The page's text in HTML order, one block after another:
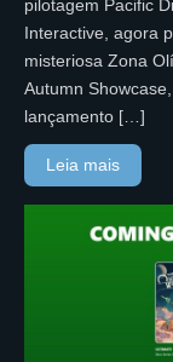
pilotagem Pacific
Interactive, agora
misteriosa Zona
Autumn
lançamento […]
Leia mais